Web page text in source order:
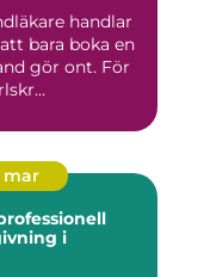
handlar
bara boka en
gör ont. För
mar
i